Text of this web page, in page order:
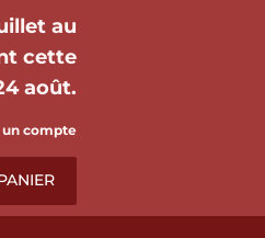
au
cette
août.
un compte